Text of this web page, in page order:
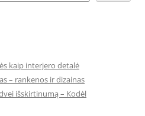
kaip interjero detalė
– rankenos ir dizainas
išskirtinumą – Kodėl